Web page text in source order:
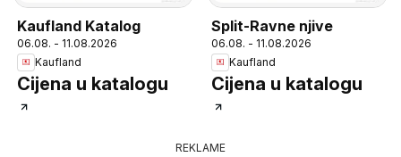
Kaufland Katalog
06.08. - 11.08.2026
Kaufland
Cijena u katalogu
Split-Ravne njive
06.08. - 11.08.2026
Kaufland
Cijena u katalogu
REKLAME